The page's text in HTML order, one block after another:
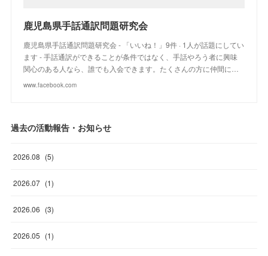
鹿児島県手話通訳問題研究会
鹿児島県手話通訳問題研究会 - 「いいね！」9件 · 1人が話題にしてい
ます - 手話通訳ができることが条件ではなく、手話やろう者に興味
関心のある人なら、誰でも入会できます。たくさんの方に仲間に…
www.facebook.com
過去の活動報告・お知らせ
2026.08 (5)
2026.07 (1)
2026.06 (3)
2026.05 (1)